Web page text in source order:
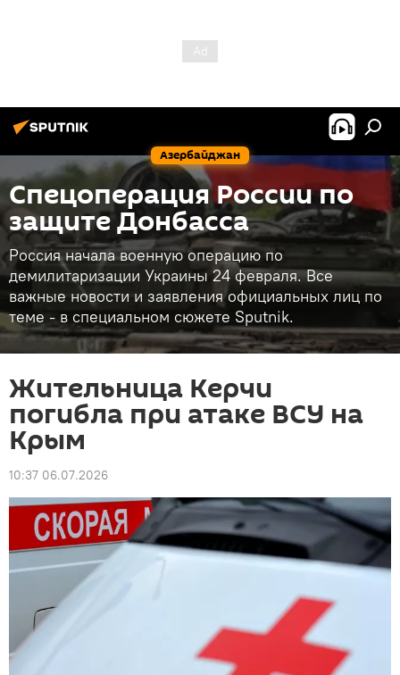
Азербайджан
Спецоперация России по
защите Донбасса
Россия начала военную операцию по
демилитаризации Украины 24 февраля. Все
важные новости и заявления официальных лиц по
теме - в специальном сюжете Sputnik.
Жительница Керчи
погибла при атаке ВСУ на
Крым
10:37 06.07.2026